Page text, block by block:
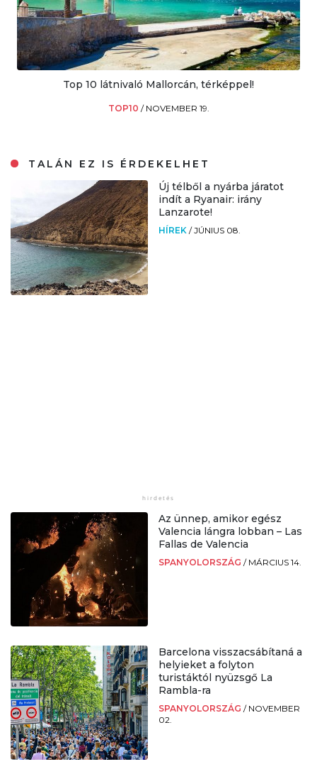
Top 10 látnivaló Mallorcán, térképpel!
TOP10 / NOVEMBER 19.
TALÁN EZ IS ÉRDEKELHET
Új télből a nyárba járatot
indít a Ryanair: irány
Lanzarote!
HÍREK /JÚNIUS 08.
Az ünnep, amikor egész
Valencia lángra lobban – Las
Fallas de Valencia
SPANYOLORSZÁG / MÁRCIUS 14.
Barcelona visszacsábítaná a
helyieket a folyton
turistáktól nyüzsgő La
Rambla-ra
SPANYOLORSZÁG / NOVEMBER
02.